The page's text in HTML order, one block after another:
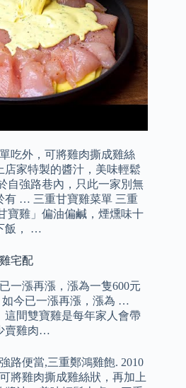
吃外，可將雞肉撕成雞絲
家特製的醬汁，美味輕鬆
自強路巷內，只此一家別無
有 … 三重甘寶雞菜單 三重
寶雞」偏油偏鹹，煙燻味十
飯， …
宅配
一漲再漲，漲為一隻600元
如今已一漲再漲，漲為 …
這間雙寶雞是每年家人會帶
賣雞肉…
路便當,三重鄭鴻雞飽. 2010
將雞肉撕成雞絲狀，再加上